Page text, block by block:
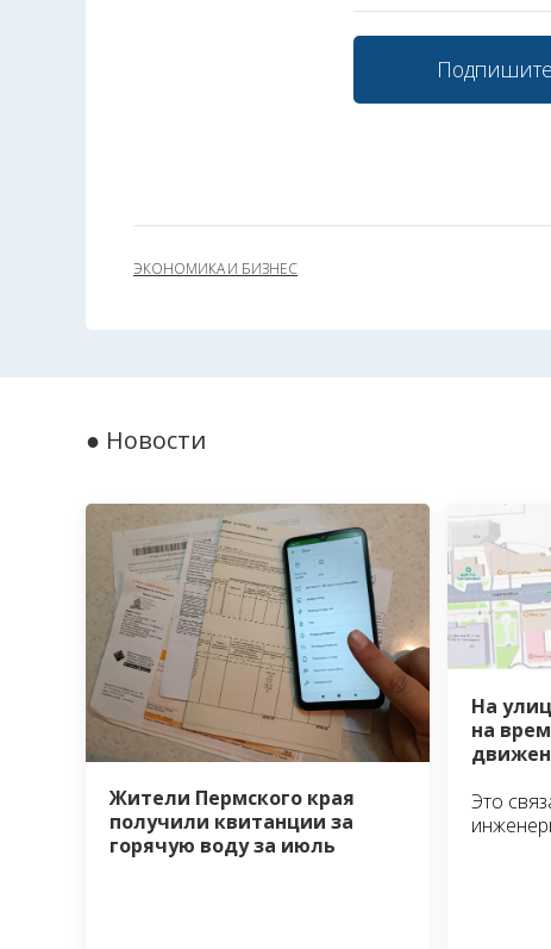
ЭКОНОМИКА И БИЗНЕС
● Новости
Жители Пермского края
получили квитанции за
горячую воду за июль
На
на
Это